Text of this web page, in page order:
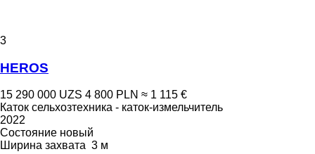
3
HEROS
15 290 000 UZS 4 800 PLN ≈ 1 115 €
Каток сельхозтехника - каток-измельчитель
2022
Состояние новый
Ширина захвата 3 м